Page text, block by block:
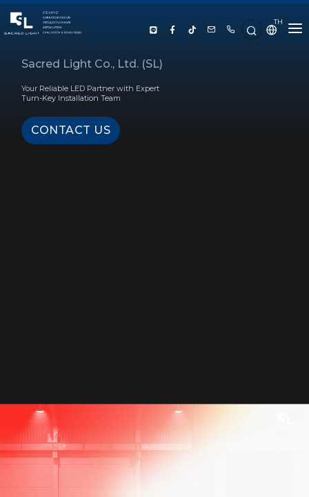
TH
HOME
ABOUT US
PRODUCT
Sacred Light Co., Ltd. (SL)
Your Reliable LED Partner with Expert
Turn-Key Installation Team
CONTACT US